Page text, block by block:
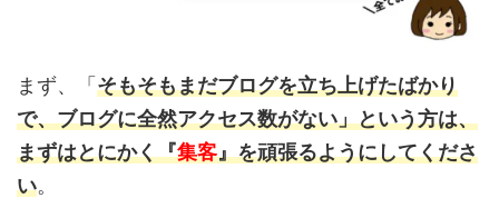
まず、「 そもそもまだブログを立ち上げたばかり
で、ブログに全然アクセス数がない」という方は、
まずはとにかく『集客』を頑張るようにしてくださ
い。